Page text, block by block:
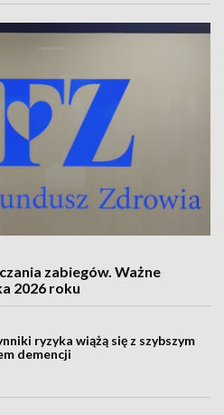
zabiegów. Ważne
2026 roku
ryzyka wiążą się z szybszym
demencji